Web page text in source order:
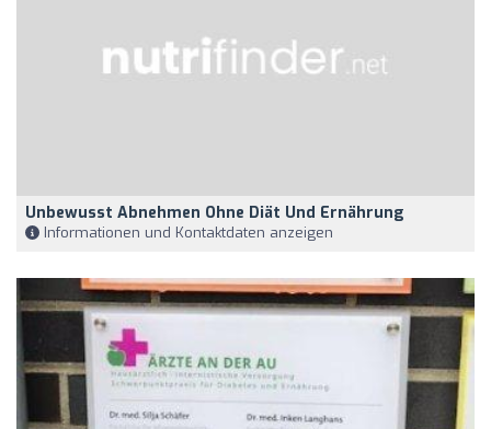
Unbewusst Abnehmen Ohne Diät Und Ernährung
Informationen und Kontaktdaten anzeigen